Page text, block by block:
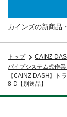
カインズの新商品
トップ CAINZ-
パイプシステム式作業
【CAINZ-DASH】ト
8-D【別送品】